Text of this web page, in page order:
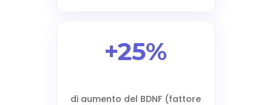
+25%
di aumento del BDNF (fattore